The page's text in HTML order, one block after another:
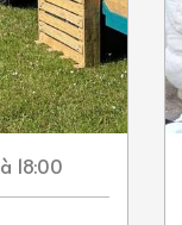
à 18:00